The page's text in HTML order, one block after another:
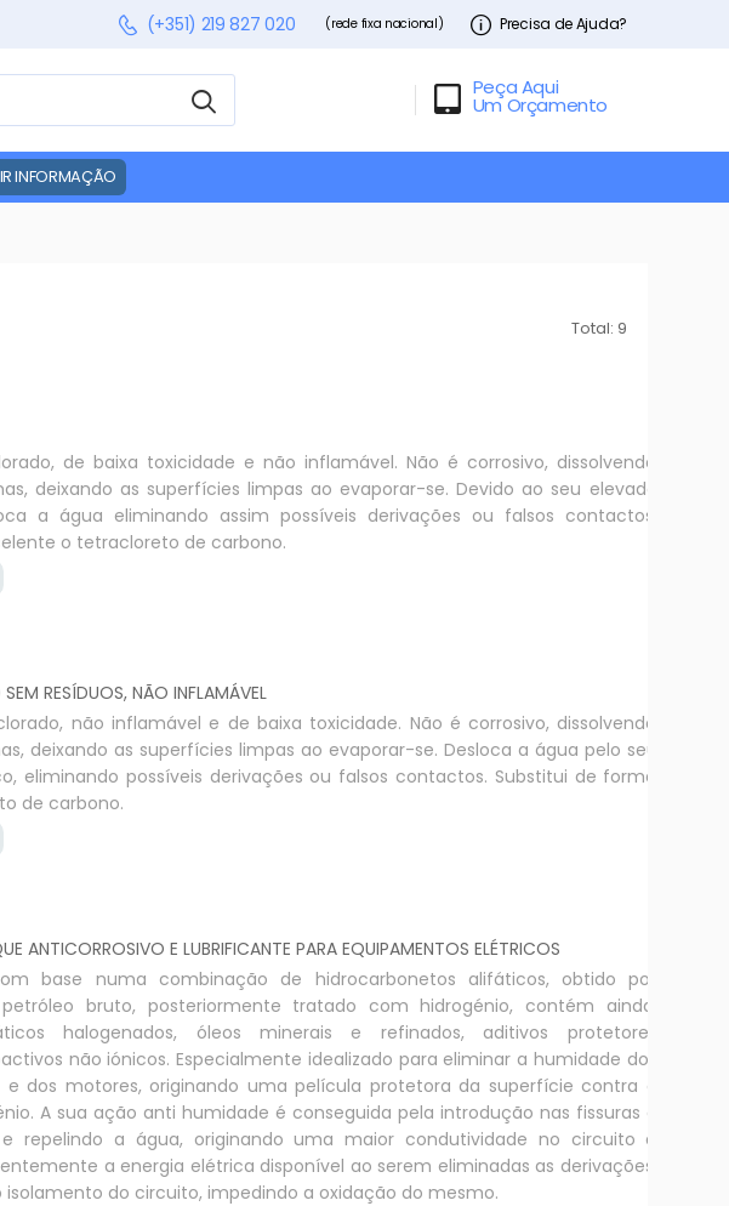
(+351) 219 827 020 (rede fixa nacional) Precisa de Ajuda?
Peça Aqui
Um Orçamento
INFORMAÇÃO
Total: 9
de baixa toxicidade e não inflamável. Não é corrosivo, dissolvendo
deixando as superfícies limpas ao evaporar-se. Devido ao seu elevado
a água eliminando assim possíveis derivações ou falsos contactos.
o tetracloreto de carbono.
RESÍDUOS, NÃO INFLAMÁVEL
não inflamável e de baixa toxicidade. Não é corrosivo, dissolvendo
deixando as superfícies limpas ao evaporar-se. Desloca a água pelo seu
eliminando possíveis derivações ou falsos contactos. Substitui de forma
de carbono.
ANTICORROSIVO E LUBRIFICANTE PARA EQUIPAMENTOS ELÉTRICOS
base numa combinação de hidrocarbonetos alifáticos, obtido por
bruto, posteriormente tratado com hidrogénio, contém ainda,
halogenados, óleos minerais e refinados, aditivos protetores
não iónicos. Especialmente idealizado para eliminar a humidade dos
dos motores, originando uma película protetora da superfície contra a
A sua ação anti humidade é conseguida pela introdução nas fissuras e
e repelindo a água, originando uma maior condutividade no circuito e
a energia elétrica disponível ao serem eliminadas as derivações.
do circuito, impedindo a oxidação do mesmo.